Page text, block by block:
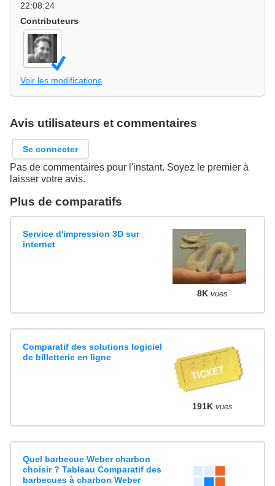
22:08:24
Contributeurs
Voir les modifications
Avis utilisateurs et commentaires
Se connecter
Pas de commentaires pour l'instant. Soyez le premier à
laisser votre avis.
Plus de comparatifs
Service d'impression 3D sur
internet
8K vues
Comparatif des solutions logiciel
de billetterie en ligne
191K vues
Quel barbecue Weber charbon
choisir ? Tableau Comparatif des
barbecues à charbon Weber